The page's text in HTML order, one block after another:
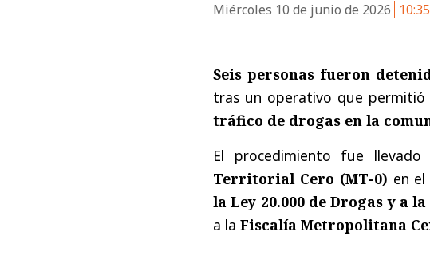
Miércoles 10 de junio de 2026 10:35
Seis personas fueron
tras un operativo que permitió
tráfico de drogas en la
El procedimiento fue
Territorial Cero (MT-0) en
la Ley 20.000 de Drogas y a
a la Fiscalía Metropolitana